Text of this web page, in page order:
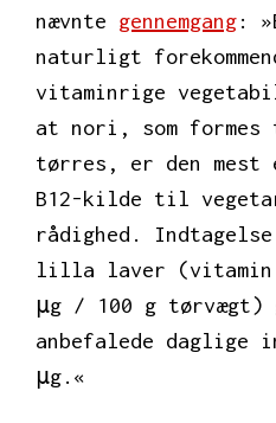
nævnte gennemgang:
naturligt
vitaminrige
at nori, som
tørres, er den mest
B12-kilde til
rådighed.
lilla laver (vitamin
μg / 100 g tørvægt)
anbefalede daglige
μg.«